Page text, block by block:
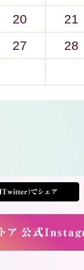
20
21
27
28